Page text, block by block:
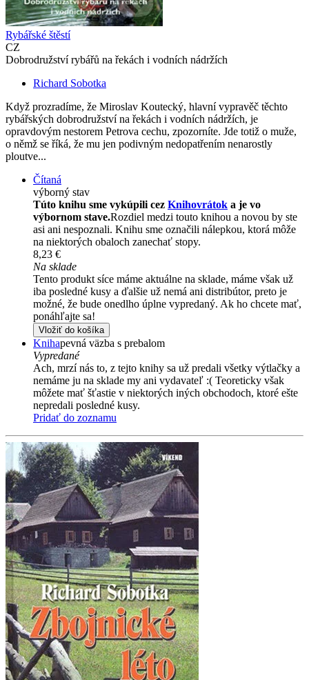
Rybářské štěstí
CZ
Dobrodružství rybářů na řekách i vodních nádržích
Richard Sobotka
Když prozradíme, že Miroslav Koutecký, hlavní vypravěč těchto
rybářských dobrodružství na řekách i vodních nádržích, je
opravdovým nestorem Petrova cechu, zpozorníte. Jde totiž o muže,
o němž se říká, že mu jen podivným nedopatřením nenarostly
ploutve...
Čítaná
výborný stav
Túto knihu sme vykúpili cez Knihovrátok a je vo
výbornom stave.Rozdiel medzi touto knihou a novou by ste
asi ani nespoznali. Knihu sme označili nálepkou, ktorá môže
na niektorých obaloch zanechať stopy.
8,23 €
Na sklade
Tento produkt síce máme aktuálne na sklade, máme však už
iba posledné kusy a ďalšie už nemá ani distribútor, preto je
možné, že bude onedlho úplne vypredaný. Ak ho chcete mať,
ponáhľajte sa!
Vložiť do košíka
Knihapevná väzba s prebalom
Vypredané
Ach, mrzí nás to, z tejto knihy sa už predali všetky výtlačky a
nemáme ju na sklade my ani vydavateľ :( Teoreticky však
môžete mať šťastie v niektorých iných obchodoch, ktoré ešte
nepredali posledné kusy.
Pridať do zoznamu